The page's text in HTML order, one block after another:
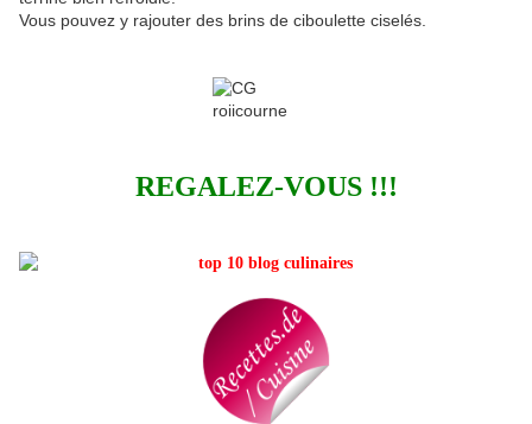
Vous pouvez y rajouter des brins de ciboulette ciselés.
REGALEZ-VOUS !!!